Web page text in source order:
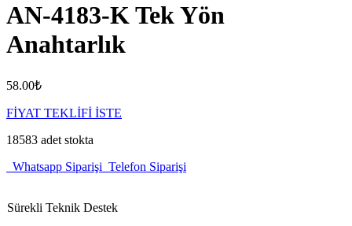
AN-4183-K Tek Yön
Anahtarlık
58.00₺
FİYAT TEKLİFİ İSTE
18583 adet stokta
Whatsapp Siparişi Telefon Siparişi
Sürekli Teknik Destek